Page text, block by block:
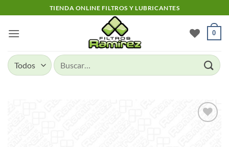
to
content
TIENDA ONLINE FILTROS Y LUBRICANTES
0
Buscar
por: